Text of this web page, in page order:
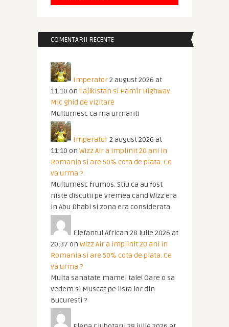
COMENTARII RECENTE
Imperator2 august 2026 at
11:10 on Tajikistan si Pamir Highway.
Mic ghid de vizitare
Multumesc ca ma urmariti
Imperator2 august 2026 at
11:10 on Wizz Air a implinit 20 ani in
Romania si are 50% cota de piata. Ce
va urma ?
Multumesc frumos. Stiu ca au fost
niste discutii pe vremea cand Wizz era
in Abu Dhabi si zona era considerata
Elefantul African 28 iulie 2026 at
20:37 on Wizz Air a implinit 20 ani in
Romania si are 50% cota de piata. Ce
va urma ?
Multa sanatate mamei tale! Oare o sa
vedem si Muscat pe lista lor din
Bucuresti ?